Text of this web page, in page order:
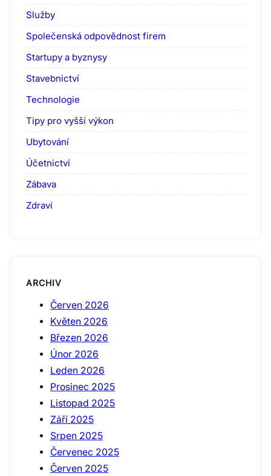
Služby
Společenská odpovědnost firem
Startupy a byznysy
Stavebnictví
Technologie
Tipy pro vyšší výkon
Ubytování
Účetnictví
Zábava
Zdraví
ARCHIV
Červen 2026
Květen 2026
Březen 2026
Únor 2026
Leden 2026
Prosinec 2025
Listopad 2025
Září 2025
Srpen 2025
Červenec 2025
Červen 2025